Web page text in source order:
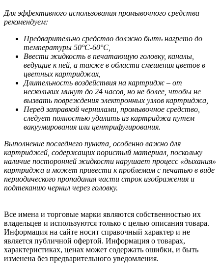
Для эффективного использования промывочного средства
рекомендуем:
Предварительно средство должно быть нагрето до
температуры 50°С-60°С,
Ввести жидкость в печатающую головку, каналы,
ведущие к ней, а также в области смешения цветов в
цветных картриджах,
Длительность воздействия на картридж – от
нескольких минут до 24 часов, но не более, чтобы не
вызвать повреждения электронных узлов картриджа,
Перед заправкой чернилами, промывочное средство,
следует полностью удалить из картриджа путем
вакуумирования или центрифугирования.
Выполнение последнего пункта, особенно важно для
картриджей, содержащих пористый материал, поскольку
наличие посторонней жидкости нарушает процесс «дыхания»
картриджа и может привести к проблемам с печатью в виде
периодического пропадания части строк изображения и
подтеканию чернил через головку.
Все имена и торговые марки являются собственностью их
владельцев и используются только с целью описания товара.
Информация на сайте носит справочный характер и не
является публичной офертой. Информация о товарах,
характеристиках, ценах может содержать ошибки, и быть
изменена без предварительного уведомления.